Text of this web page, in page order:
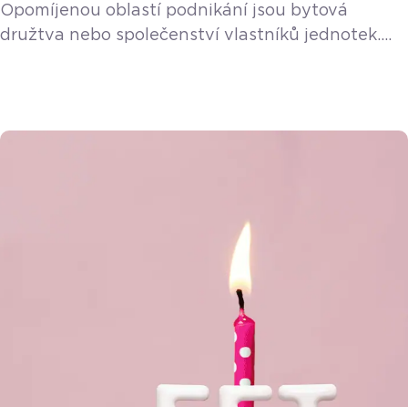
Opomíjenou oblastí podnikání jsou bytová
družtva nebo společenství vlastníků jednotek.
Tradičními zástupci jsou malí živnostníci jako